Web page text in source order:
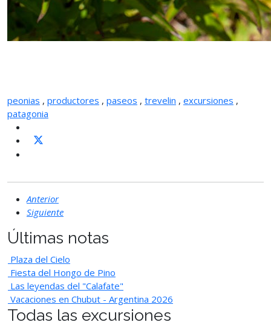
peonias , productores , paseos , trevelin , excursiones ,
patagonia
Anterior
Siguiente
Últimas notas
Plaza del Cielo
Fiesta del Hongo de Pino
Las leyendas del "Calafate"
Vacaciones en Chubut - Argentina 2026
Todas las excursiones